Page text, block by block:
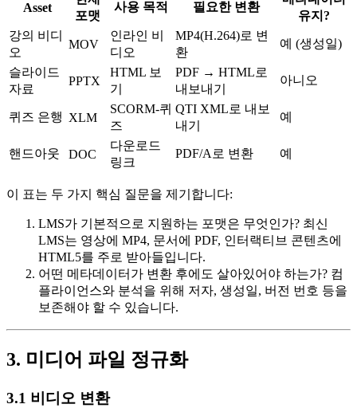
Asset
포맷
사용 목적 필요한 변환
유지?
강의 비디
오
MOV
인라인 비
디오
MP4(H.264)로 변
환
예 (생성일)
슬라이드
자료
PPTX
HTML 보
기
PDF → HTML로
내보내기
아니오
퀴즈 은행 XLM
SCORM‑퀴
즈
QTI XML로 내보
내기
예
핸드아웃 DOC
다운로드
링크
PDF/A로 변환 예
이 표는 두 가지 핵심 질문을 제기합니다:
LMS가 기본적으로 지원하는 포맷은 무엇인가? 최신
LMS는 영상에 MP4, 문서에 PDF, 인터랙티브 콘텐츠에
HTML5를 주로 받아들입니다.
어떤 메타데이터가 변환 후에도 살아있어야 하는가? 컴
플라이언스와 분석을 위해 저자, 생성일, 버전 번호 등을
보존해야 할 수 있습니다.
3. 미디어 파일 정규화
3.1 비디오 변환